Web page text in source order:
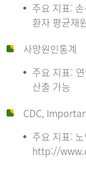
주요 지표:
환자 평균재
사망원인통계
주요 지표:
산출 가능
CDC,
주요 지표:
http://